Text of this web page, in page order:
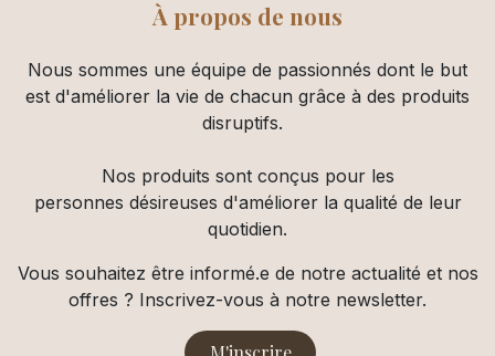
À propos de nous
Nous sommes une équipe de passionnés dont le but
est d'améliorer la vie de chacun grâce à des produits
disruptifs.
Nos produits sont conçus pour les
personnes désireuses d'améliorer la qualité de leur
quotidien.
Vous souhaitez être informé.e de notre actualité et nos
offres ? Inscrivez-vous à notre newsletter.